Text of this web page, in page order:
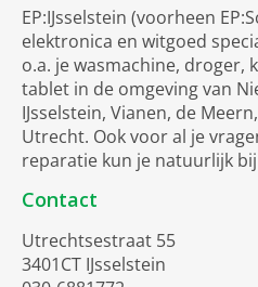
EP:IJsselstein (voorheen
elektronica en witgoed
o.a. je wasmachine, droger,
tablet in de omgeving van
IJsselstein, Vianen, de
Utrecht. Ook voor al je
reparatie kun je natuurlijk
Contact
Utrechtsestraat 55
3401CT IJsselstein